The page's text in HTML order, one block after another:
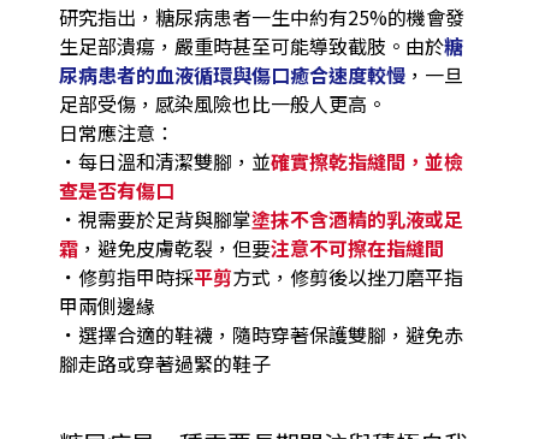
研究指出，糖尿病患者一生中約有25%的機會發
生足部潰瘍，嚴重時甚至可能導致截肢。由於糖
尿病患者的血液循環與傷口癒合速度較慢，一旦
足部受傷，感染風險也比一般人更高。
日常應注意：
． 每日溫和清潔雙腳，並確實擦乾指縫間，並檢
查是否有傷口
． 視需要於足背與腳掌塗抹不含酒精的乳液或足
霜，避免皮膚乾裂，但要注意不可擦在指縫間
． 修剪指甲時採平剪方式，修剪後以挫刀磨平指
甲兩側邊緣
． 選擇合適的鞋襪，隨時穿著保護雙腳，避免赤
腳走路或穿著過緊的鞋子